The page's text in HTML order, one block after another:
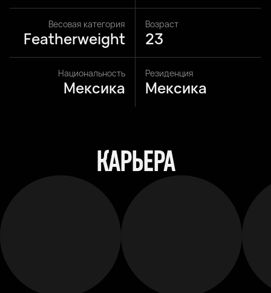
Весовая категория
Featherweight
Возраст
23
Национальность
Мексика
Резиденция
Мексика
КАРЬЕРА